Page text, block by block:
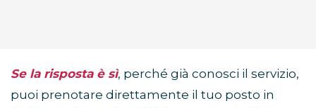
Se la risposta è sì, perché già conosci il servizio,
puoi prenotare direttamente il tuo posto in